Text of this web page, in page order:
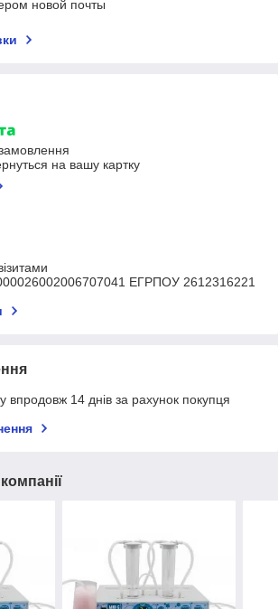
новой почты
на вашу картку
ЕГРПОУ 2612316221
впродовж 14 днів за рахунок покупця